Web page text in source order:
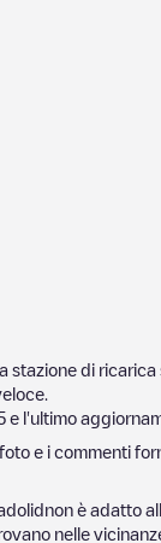
stazione di ricarica
e l'ultimo
e i commenti
non è adatto
nelle